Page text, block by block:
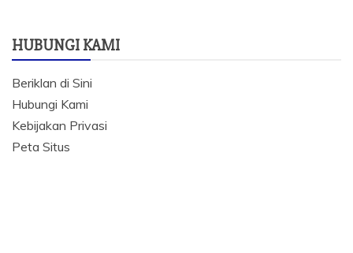
HUBUNGI KAMI
Beriklan di Sini
Hubungi Kami
Kebijakan Privasi
Peta Situs